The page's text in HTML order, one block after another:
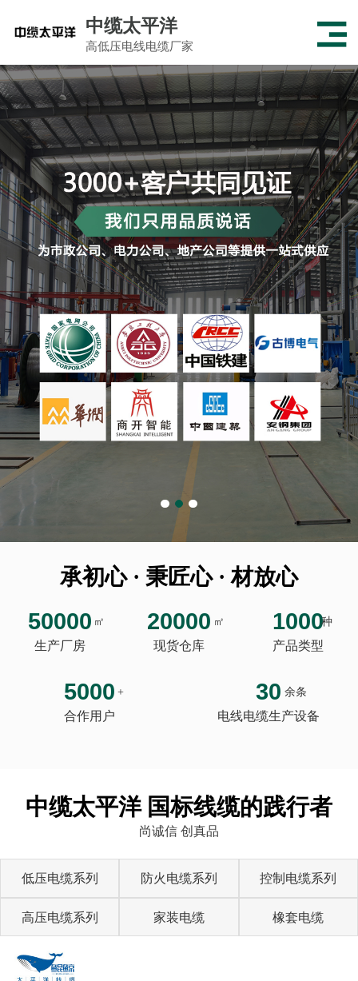
中缆太平洋
高低压电线电缆厂家
承初心 · 秉匠心 · 材放心
50000 ㎡
生产厂房
20000 ㎡
现货仓库
1000种
产品类型
5000 +
合作用户
30 余条
电线电缆生产设备
中缆太平洋 国标线缆的践行者
尚诚信 创真品
低压电缆系列 防火电缆系列 控制电缆系列
高压电缆系列 家装电缆 橡套电缆